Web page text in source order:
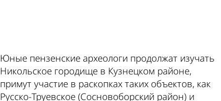
Юные пензенские археологи продолжат изучать
Никольское городище в Кузнецком районе,
примут участие в раскопках таких объектов, как
Русско-Труевское (Сосновоборский район) и